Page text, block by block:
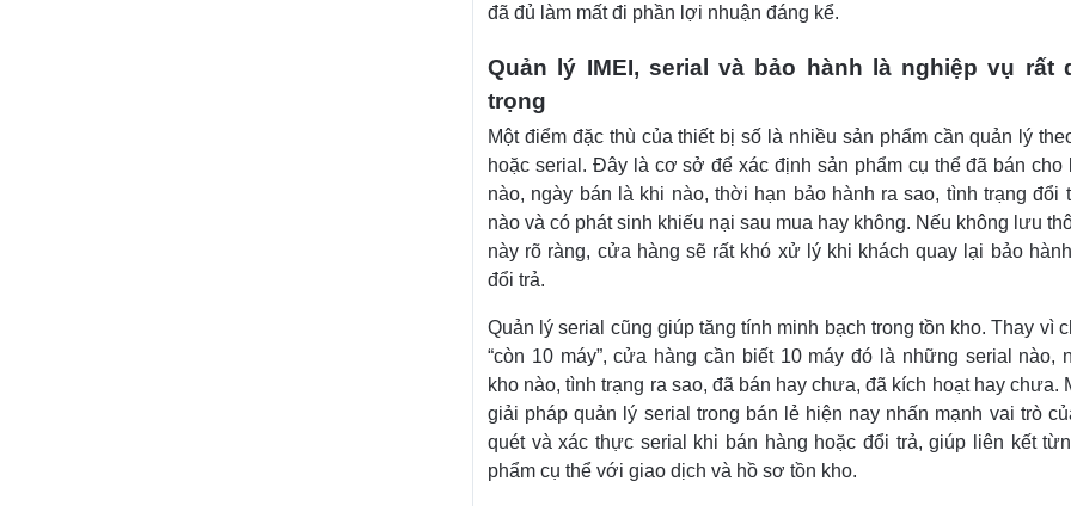
đã đủ làm mất đi phần lợi nhuận đáng kể.
Quản lý IMEI, serial và bảo hành là nghiệp vụ rất
trọng
Một điểm đặc thù của thiết bị số là nhiều sản phẩm cần quản lý
hoặc serial. Đây là cơ sở để xác định sản phẩm cụ thể đã bán cho
nào, ngày bán là khi nào, thời hạn bảo hành ra sao, tình trạng đổi
nào và có phát sinh khiếu nại sau mua hay không. Nếu không lưu
này rõ ràng, cửa hàng sẽ rất khó xử lý khi khách quay lại bảo
đổi trả.
Quản lý serial cũng giúp tăng tính minh bạch trong tồn kho. Thay vì
“còn 10 máy”, cửa hàng cần biết 10 máy đó là những serial nào,
kho nào, tình trạng ra sao, đã bán hay chưa, đã kích hoạt hay chưa.
giải pháp quản lý serial trong bán lẻ hiện nay nhấn mạnh vai trò
quét và xác thực serial khi bán hàng hoặc đổi trả, giúp liên kết
phẩm cụ thể với giao dịch và hồ sơ tồn kho.